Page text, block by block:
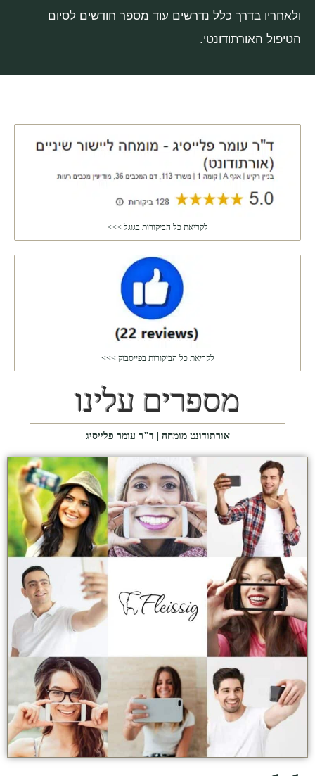
ולאחריו בדרך כלל נדרשים עוד מספר חודשים לסיום
הטיפול האורתודונטי.
לקריאת כל הביקורות בגוגל >>>
לקריאת כל הביקורות בפייסבוק >>>
מספרים עלינו
אורתודונט מומחה | ד"ר עומר פלייסיג